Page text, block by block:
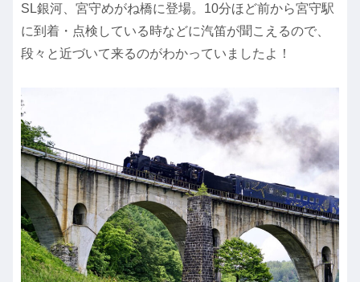
SL銀河、宮守めがね橋に登場。10分ほど前から宮守駅
に到着・点検している時などに汽笛が聞こえるので、
段々と近づいて来るのがわかっていましたよ！